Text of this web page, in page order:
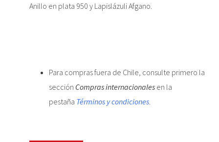
Anillo en plata 950 y Lapislázuli Afgano.
Para compras fuera de Chile, consulte primero la
sección Compras internacionales en la
pestaña Términos y condiciones